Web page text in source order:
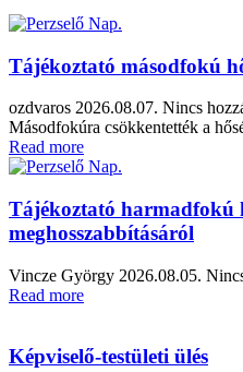
Tájékoztató másodfokú
ozdvaros 2026.08.07. Nincs
Másodfokúra csökkentették a
Read more
Tájékoztató harmadfokú
meghosszabbításáról
Vincze György 2026.08.05.
Read more
Képviselő-testületi ülés